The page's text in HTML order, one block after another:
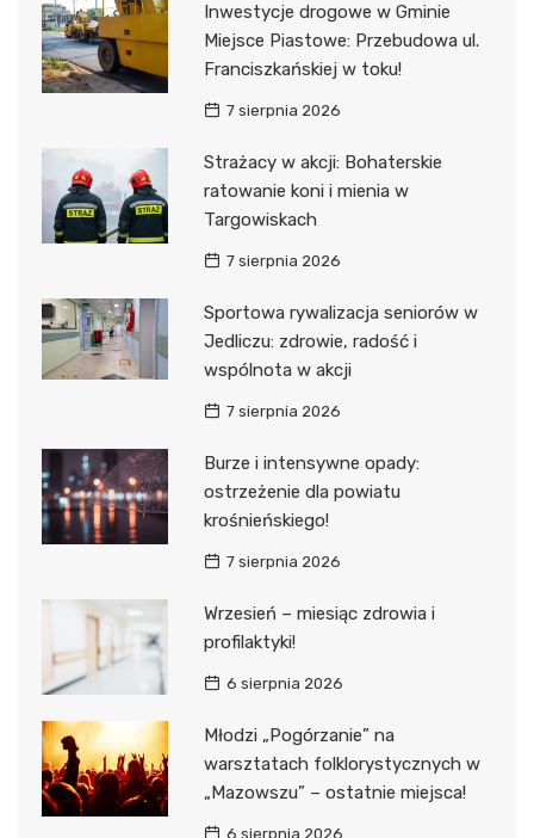
Inwestycje drogowe w Gminie
Miejsce Piastowe: Przebudowa ul.
Franciszkańskiej w toku!
7 sierpnia 2026
Strażacy w akcji: Bohaterskie
ratowanie koni i mienia w
Targowiskach
7 sierpnia 2026
Sportowa rywalizacja seniorów w
Jedliczu: zdrowie, radość i
wspólnota w akcji
7 sierpnia 2026
Burze i intensywne opady:
ostrzeżenie dla powiatu
krośnieńskiego!
7 sierpnia 2026
Wrzesień – miesiąc zdrowia i
profilaktyki!
6 sierpnia 2026
Młodzi „Pogórzanie” na
warsztatach folklorystycznych w
„Mazowszu” – ostatnie miejsca!
6 sierpnia 2026